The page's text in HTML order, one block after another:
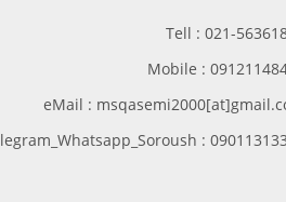
Tell : 021-
Mobile :
eMail :
: